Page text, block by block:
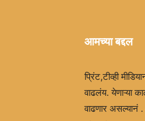
आमच्या बद्दल
प्रिंट,टीव्ही
वाढलंय. येणाऱ्या
वाढणार असल्यानं